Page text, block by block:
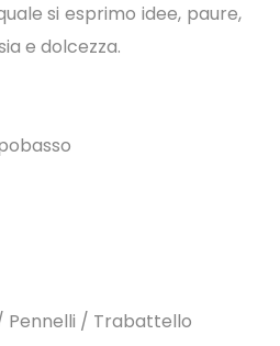
si esprimo idee, paure,
e dolcezza.
Pennelli / Trabattello